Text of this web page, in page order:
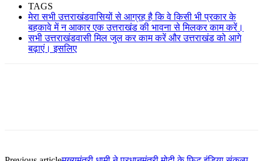
TAGS
मेरा सभी उत्तराखंडवासियों से आग्रह है कि वे किसी भी प्रकार के
बहकावे में न आकार एक उत्तराखंड की भावना से मिलकर काम करें।
सभी उत्तराखंडवासी मिल जुल कर काम करें और उत्तराखंड को आगे
बढ़ाएं। इसलिए